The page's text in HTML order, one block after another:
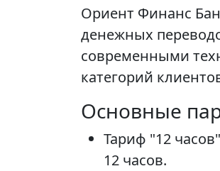
Ориент Финанс
денежных
современными
категорий
Основные
Тариф "12
12 часов.